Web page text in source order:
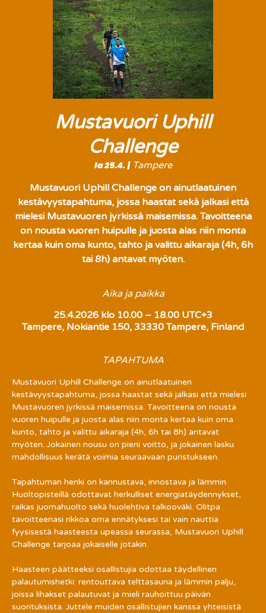
Mustavuori Uphill
Challenge
la 25.4.
  |
Tampere
Mustavuori Uphill Challenge on ainutlaatuinen
kestävyystapahtuma, jossa haastat sekä jalkasi että
mielesi Mustavuoren jyrkissä maisemissa. Tavoitteena
on nousta vuoren huipulle ja juosta alas niin monta
kertaa kuin oma kunto, tahto ja valittu aikaraja (4h, 6h
tai 8h) antavat myöten.
Aika ja paikka
25.4.2026 klo 10.00 – 18.00 UTC+3
Tampere, Nokiantie 150, 33330 Tampere, Finland
TAPAHTUMA
Mustavuori Uphill Challenge on ainutlaatuinen
kestävyystapahtuma, jossa haastat sekä jalkasi että mielesi
Mustavuoren jyrkissä maisemissa. Tavoitteena on nousta
vuoren huipulle ja juosta alas niin monta kertaa kuin oma
kunto, tahto ja valittu aikaraja (4h, 6h tai 8h) antavat
myöten. Jokainen nousu on pieni voitto, ja jokainen lasku
mahdollisuus kerätä voimia seuraavaan puristukseen.
Tapahtuman henki on kannustava, innostava ja lämmin.
Huoltopisteillä odottavat herkulliset energiatäydennykset,
raikas juomahuolto sekä huolehtiva talkooväki. Olitpa
tavoitteenasi rikkoa oma ennätyksesi tai vain nauttia
fyysisestä haasteesta upeassa seurassa, Mustavuori Uphill
Challenge tarjoaa jokaiselle jotakin.
Haasteen päätteeksi osallistujia odottaa täydellinen
palautumishetki: rentouttava telttasauna ja lämmin palju,
joissa lihakset palautuvat ja mieli rauhoittuu päivän
suorituksista. Juttele muiden osallistujien kanssa yhteisistä